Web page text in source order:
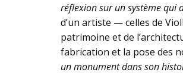
réflexion sur un système qui
d’un artiste — celles de
patrimoine et de
fabrication et la pose des
un monument dans son